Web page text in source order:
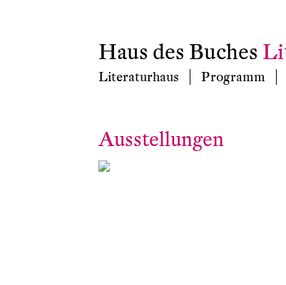
Haus des Buches
Literaturhaus Programm
Ausstellungen